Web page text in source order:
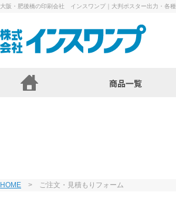
大阪・肥後橋の印刷会社 インスワンプ｜大判ポスター出力・各
HOME > ご注文・見積もりフォーム